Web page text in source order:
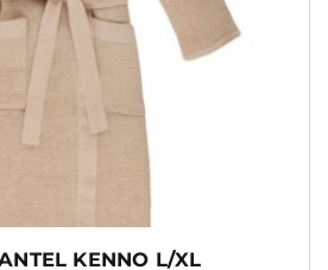
KENNO L/XL